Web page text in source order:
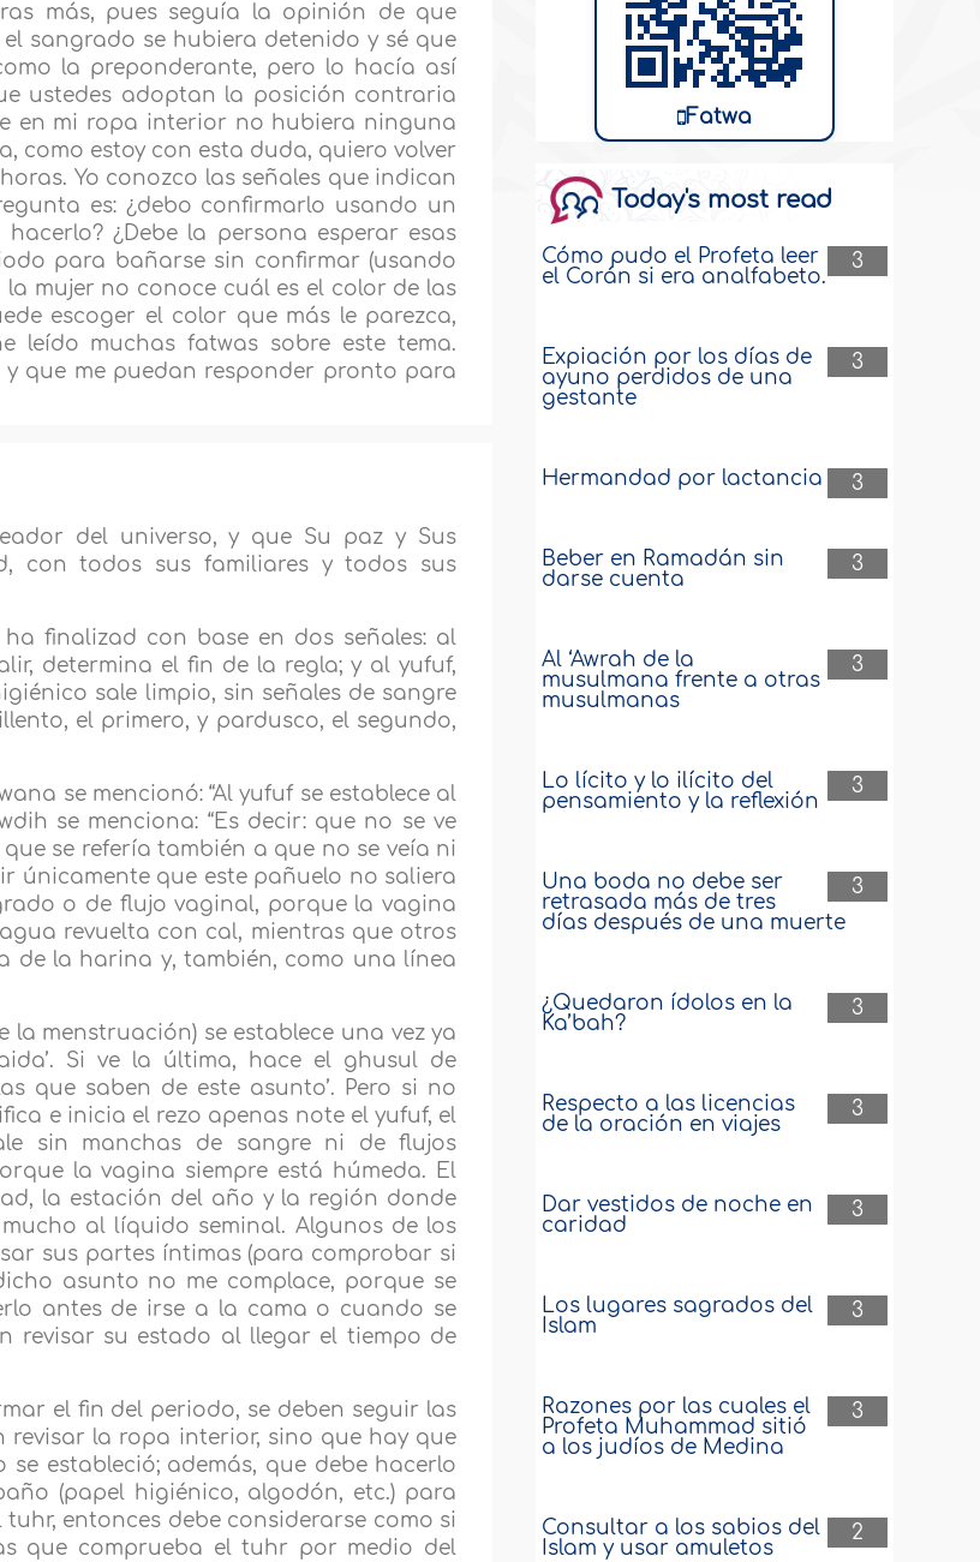
más, pues seguía la opinión de que
sangrado se hubiera detenido y sé que
la preponderante, pero lo hacía así
ustedes adoptan la posición contraria
en mi ropa interior no hubiera ninguna
como estoy con esta duda, quiero volver
Yo conozco las señales que indican
es: ¿debo confirmarlo usando un
¿Debe la persona esperar esas
para bañarse sin confirmar (usando
mujer no conoce cuál es el color de las
escoger el color que más le parezca,
leído muchas fatwas sobre este tema.
que me puedan responder pronto para
del universo, y que Su paz y Sus
con todos sus familiares y todos sus
finalizad con base en dos señales: al
determina el fin de la regla; y al yufuf,
sale limpio, sin señales de sangre
el primero, y pardusco, el segundo,
se mencionó: “Al yufuf se establece al
se menciona: “Es decir: que no se ve
se refería también a que no se veía ni
únicamente que este pañuelo no saliera
o de flujo vaginal, porque la vagina
revuelta con cal, mientras que otros
de la harina y, también, como una línea
la menstruación) se establece una vez ya
Si ve la última, hace el ghusul de
que saben de este asunto’. Pero si no
e inicia el rezo apenas note el yufuf, el
sin manchas de sangre ni de flujos
la vagina siempre está húmeda. El
la estación del año y la región donde
al líquido seminal. Algunos de los
sus partes íntimas (para comprobar si
asunto no me complace, porque se
antes de irse a la cama o cuando se
revisar su estado al llegar el tiempo de
el fin del periodo, se deben seguir las
la ropa interior, sino que hay que
estableció; además, que debe hacerlo
(papel higiénico, algodón, etc.) para
entonces debe considerarse como si
que comprueba el tuhr por medio del
Fatwa
Today's most read
3
Cómo pudo el Profeta leer
el Corán si era analfabeto.
3
Expiación por los días de
ayuno perdidos de una
gestante
3
Hermandad por lactancia
3
Beber en Ramadán sin
darse cuenta
3
Al ‘Awrah de la
musulmana frente a otras
musulmanas
3
Lo lícito y lo ilícito del
pensamiento y la reflexión
3
Una boda no debe ser
retrasada más de tres
días después de una muerte
3
¿Quedaron ídolos en la
Ka’bah?
3
Respecto a las licencias
de la oración en viajes
3
Dar vestidos de noche en
caridad
3
Los lugares sagrados del
Islam
3
Razones por las cuales el
Profeta Muhammad sitió
a los judíos de Medina
2
Consultar a los sabios del
Islam y usar amuletos